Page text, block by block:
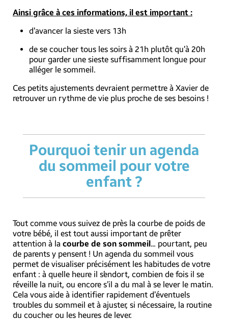
Ainsi grâce à ces informations, il est important :
d’avancer la sieste vers 13h
de se coucher tous les soirs à 21h plutôt qu’à 20h
pour garder une sieste suffisamment longue pour
alléger le sommeil.
Ces petits ajustements devraient permettre à Xavier de
retrouver un rythme de vie plus proche de ses besoins !
Pourquoi tenir un agenda
du sommeil pour votre
enfant ?
Tout comme vous suivez de près la courbe de poids de
votre bébé, il est tout aussi important de prêter
attention à la courbe de son sommeil... pourtant, peu
de parents y pensent ! Un agenda du sommeil vous
permet de visualiser précisément les habitudes de votre
enfant : à quelle heure il s’endort, combien de fois il se
réveille la nuit, ou encore s’il a du mal à se lever le matin.
Cela vous aide à identifier rapidement d’éventuels
troubles du sommeil et à ajuster, si nécessaire, la routine
du coucher ou les heures de lever.